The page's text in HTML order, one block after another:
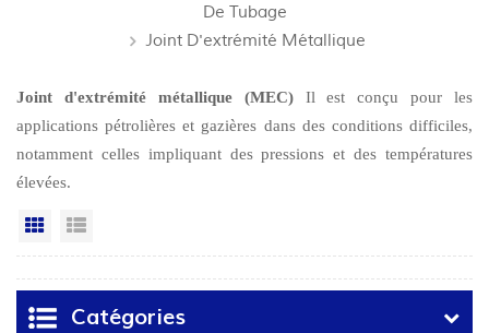
De Tubage
Joint D'extrémité Métallique
Joint d'extrémité métallique (MEC) Il est conçu pour les
applications pétrolières et gazières dans des conditions difficiles,
notamment celles impliquant des pressions et des températures
élevées.
Grille
Catégories